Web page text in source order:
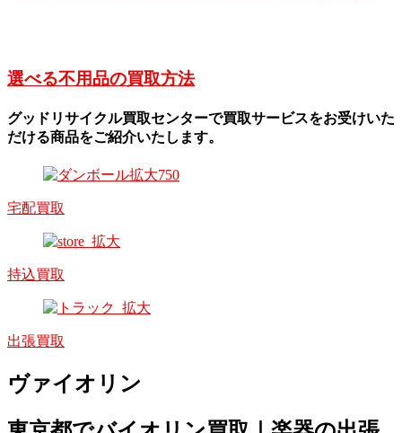
選べる不用品の買取方法
グッドリサイクル買取センターで買取サービスをお受けいた
だける商品をご紹介いたします。
宅配買取
持込買取
出張買取
ヴァイオリン